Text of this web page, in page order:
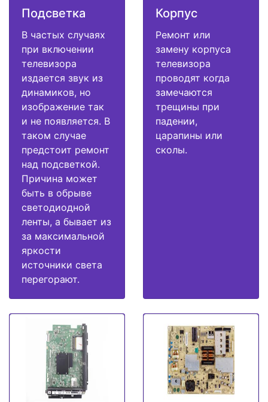
Подсветка
В частых случаях
при включении
телевизора
издается звук из
динамиков, но
изображение так
и не появляется. В
таком случае
предстоит ремонт
над подсветкой.
Причина может
быть в обрыве
светодиодной
ленты, а бывает из
за максимальной
яркости
источники света
перегорают.
Корпус
Ремонт или
замену корпуса
телевизора
проводят когда
замечаются
трещины при
падении,
царапины или
сколы.